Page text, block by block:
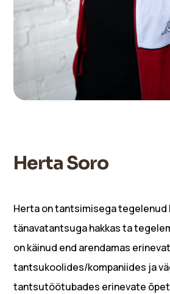
Herta Soro
Herta on tantsimisega tegelenud
tänavatantsuga hakkas ta
on käinud end arendamas
tantsukoolides/kompaniides ja
tantsutöötubades erinevate